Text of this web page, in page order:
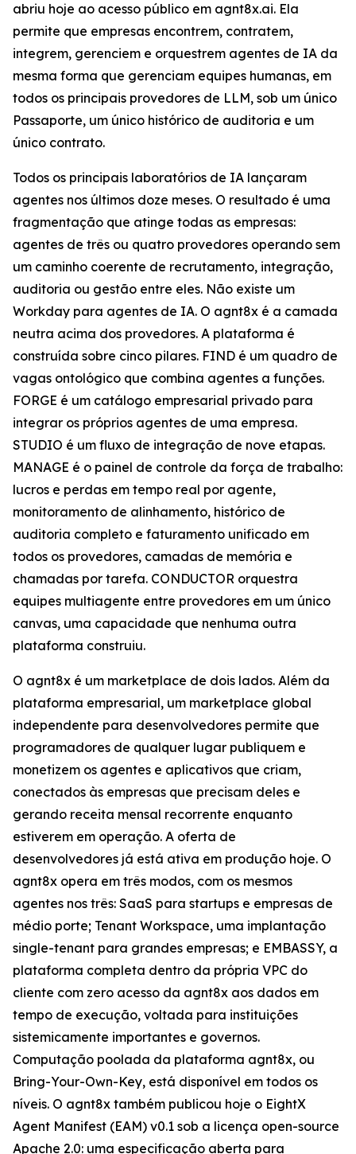
abriu hoje ao acesso público em agnt8x.ai. Ela
permite que empresas encontrem, contratem,
integrem, gerenciem e orquestrem agentes de IA da
mesma forma que gerenciam equipes humanas, em
todos os principais provedores de LLM, sob um único
Passaporte, um único histórico de auditoria e um
único contrato.
Todos os principais laboratórios de IA lançaram
agentes nos últimos doze meses. O resultado é uma
fragmentação que atinge todas as empresas:
agentes de três ou quatro provedores operando sem
um caminho coerente de recrutamento, integração,
auditoria ou gestão entre eles. Não existe um
Workday para agentes de IA. O agnt8x é a camada
neutra acima dos provedores. A plataforma é
construída sobre cinco pilares. FIND é um quadro de
vagas ontológico que combina agentes a funções.
FORGE é um catálogo empresarial privado para
integrar os próprios agentes de uma empresa.
STUDIO é um fluxo de integração de nove etapas.
MANAGE é o painel de controle da força de trabalho:
lucros e perdas em tempo real por agente,
monitoramento de alinhamento, histórico de
auditoria completo e faturamento unificado em
todos os provedores, camadas de memória e
chamadas por tarefa. CONDUCTOR orquestra
equipes multiagente entre provedores em um único
canvas, uma capacidade que nenhuma outra
plataforma construiu.
O agnt8x é um marketplace de dois lados. Além da
plataforma empresarial, um marketplace global
independente para desenvolvedores permite que
programadores de qualquer lugar publiquem e
monetizem os agentes e aplicativos que criam,
conectados às empresas que precisam deles e
gerando receita mensal recorrente enquanto
estiverem em operação. A oferta de
desenvolvedores já está ativa em produção hoje. O
agnt8x opera em três modos, com os mesmos
agentes nos três: SaaS para startups e empresas de
médio porte; Tenant Workspace, uma implantação
single-tenant para grandes empresas; e EMBASSY, a
plataforma completa dentro da própria VPC do
cliente com zero acesso da agnt8x aos dados em
tempo de execução, voltada para instituições
sistemicamente importantes e governos.
Computação poolada da plataforma agnt8x, ou
Bring-Your-Own-Key, está disponível em todos os
níveis. O agnt8x também publicou hoje o EightX
Agent Manifest (EAM) v0.1 sob a licença open-source
Apache 2.0: uma especificação aberta para